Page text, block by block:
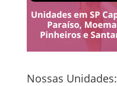
Nossas Unidades: